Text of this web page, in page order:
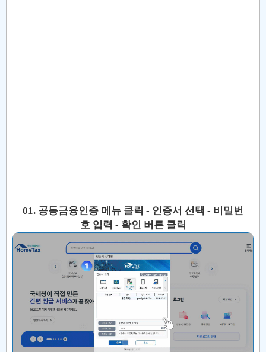
01. 공동금융인증 메뉴 클릭 - 인증서 선택 - 비밀번
호 입력 - 확인 버튼 클릭